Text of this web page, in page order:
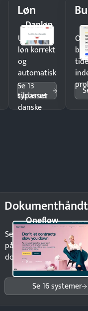
Løn
Danløn
Udbetal
løn korrekt
og
automatisk
—
tilpasset
danske
Se 13
systemer
Oneflow
Send kontrakter til
på minutter og mist
dokumenter.
Se 16 systemer